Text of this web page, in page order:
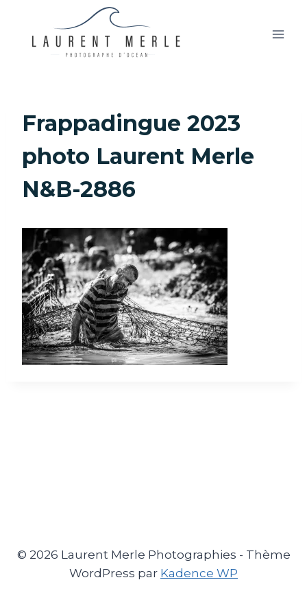
contenu
Frappadingue 2023
photo Laurent Merle
N&B-2886
© 2026 Laurent Merle Photographies - Thème
WordPress par Kadence WP